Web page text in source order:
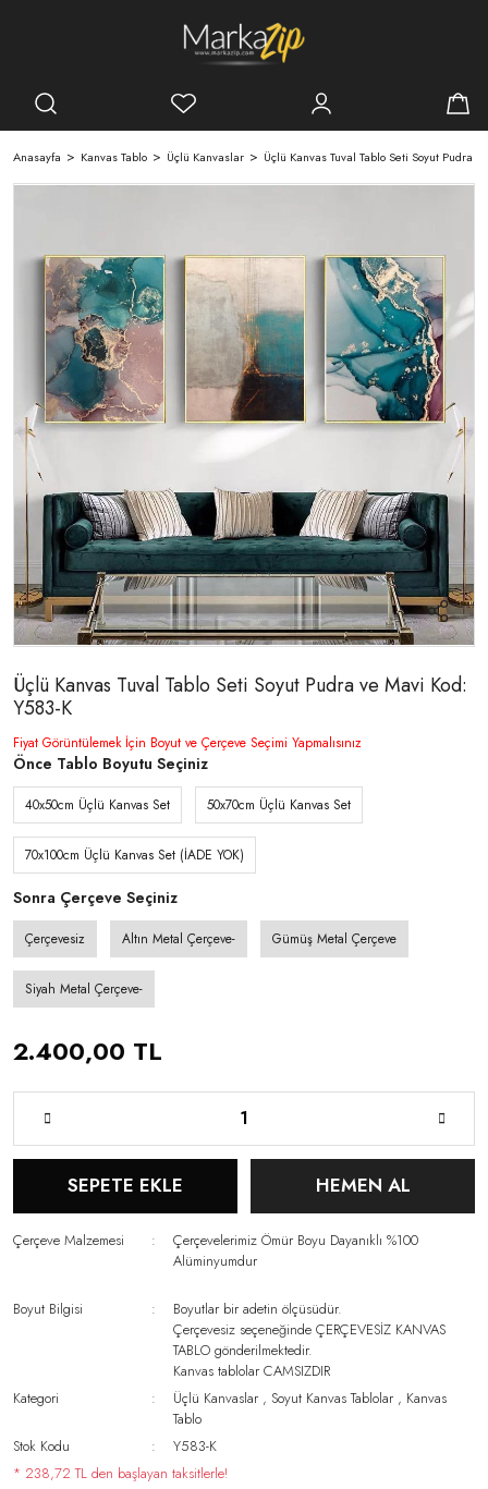
Anasayfa Kanvas Tablo Üçlü Kanvaslar Üçlü Kanvas Tuval Tablo Seti Soyut Pudra
Üçlü Kanvas Tuval Tablo Seti Soyut Pudra ve Mavi Kod:
Y583-K
Fiyat Görüntülemek İçin Boyut ve Çerçeve Seçimi Yapmalısınız
Önce Tablo Boyutu Seçiniz
40x50cm Üçlü Kanvas Set 50x70cm Üçlü Kanvas Set
70x100cm Üçlü Kanvas Set (İADE YOK)
Sonra Çerçeve Seçiniz
Çerçevesiz Altın Metal Çerçeve- Gümüş Metal Çerçeve
Siyah Metal Çerçeve-
2.400,00 TL
SEPETE EKLE HEMEN AL
Çerçeve Malzemesi
Çerçevelerimiz Ömür Boyu Dayanıklı %100
Alüminyumdur
Boyut Bilgisi
Boyutlar bir adetin ölçüsüdür.
Çerçevesiz seçeneğinde ÇERÇEVESİZ KANVAS
TABLO gönderilmektedir.
Kanvas tablolar CAMSIZDIR
Kategori
Üçlü Kanvaslar ,Soyut Kanvas Tablolar , Kanvas
Tablo
Stok Kodu
Y583-K
* 238,72 TL den başlayan taksitlerle!